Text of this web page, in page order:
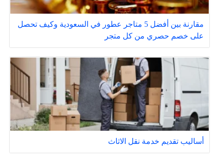
مقارنة بين أفضل 5 متاجر عطور في السعودية وكيف تحصل
على خصم حصري من كل متجر
أساليب تقديم خدمة نقل الاثاث